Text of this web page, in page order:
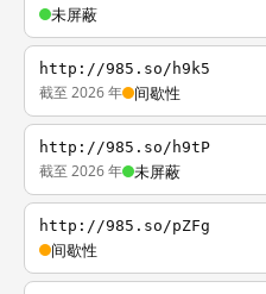
未屏蔽
http://985.so/h9k5
截至 2026 年 间歇性
http://985.so/h9tP
截至 2026 年 未屏蔽
http://985.so/pZFg
间歇性